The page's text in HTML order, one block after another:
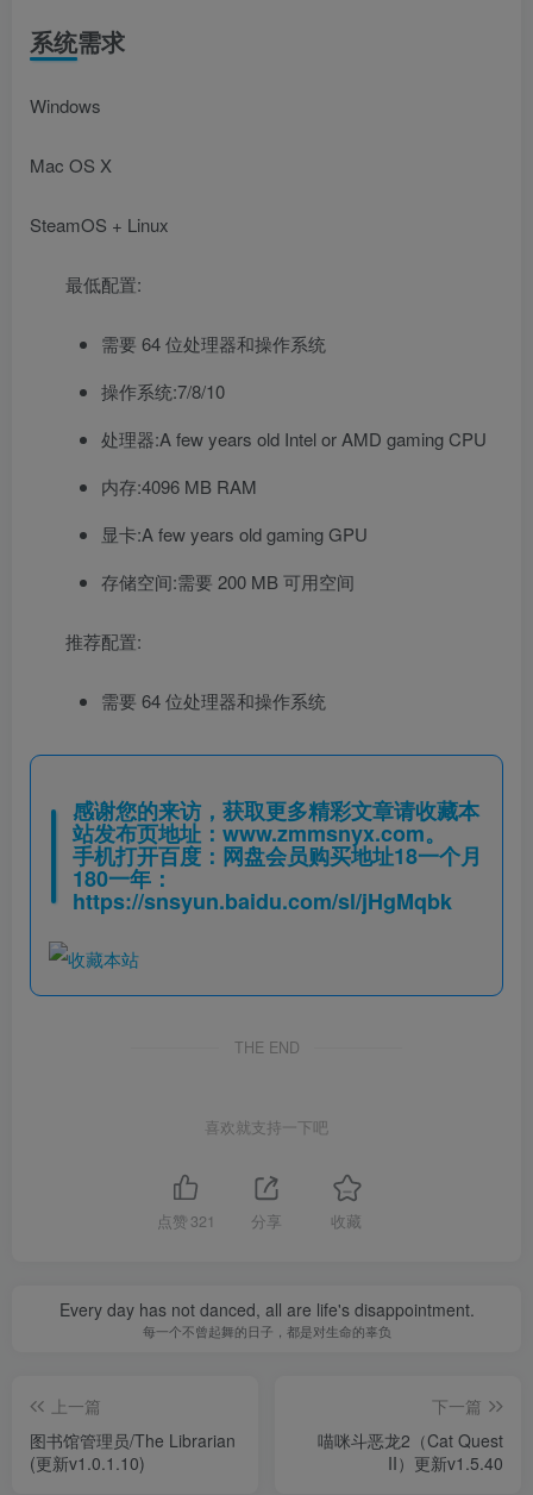
系统需求
Windows
Mac OS X
SteamOS + Linux
最低配置:
需要 64 位处理器和操作系统
操作系统:7/8/10
处理器:A few years old Intel or AMD gaming CPU
内存:4096 MB RAM
显卡:A few years old gaming GPU
存储空间:需要 200 MB 可用空间
推荐配置:
需要 64 位处理器和操作系统
感谢您的来访，获取更多精彩文章请收藏本
站发布页地址： www.zmmsnyx.com。
手机打开百度：网盘会员购买地址18一个月
180一年：
https://snsyun.baidu.com/sl/jHgMqbk
THE END
喜欢就支持一下吧
点赞 321 分享 收藏
Every day has not danced, all are life's disappointment.
每一个不曾起舞的日子，都是对生命的辜负
上一篇
图书馆管理员/The Librarian
(更新v1.0.1.10)
下一篇
喵咪斗恶龙2（Cat Quest
II）更新v1.5.40